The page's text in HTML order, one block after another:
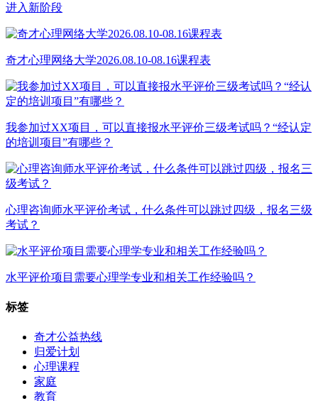
进入新阶段
奇才心理网络大学2026.08.10-08.16课程表
我参加过XX项目，可以直接报水平评价三级考试吗？“经认定
的培训项目”有哪些？
心理咨询师水平评价考试，什么条件可以跳过四级，报名三级
考试？
水平评价项目需要心理学专业和相关工作经验吗？
标签
奇才公益热线
归爱计划
心理课程
家庭
教育